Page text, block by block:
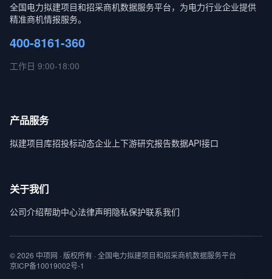
全国电力拟建项目和招采商机数据服务平台，为电力行业企业提供
精准商机情报服务。
400-8161-360
工作日 9:00-18:00
产品服务
拟建项目库招投标动态企业上下游研究报告数据API接口
关于我们
公司介绍帮助中心法律声明隐私保护联系我们
© 2026 中项网 · 版权所有 · 全国电力拟建项目和招采商机数据服务平台
京ICP备10019002号-1